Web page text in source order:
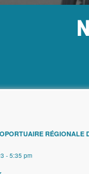
RÉGIONALE
- 5:35 pm